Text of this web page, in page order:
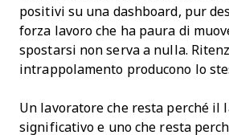
positivi su una dashboard, pur
forza lavoro che ha paura di
spostarsi non serva a nulla.
intrappolamento producono lo
Un lavoratore che resta perché il
significativo e uno che resta